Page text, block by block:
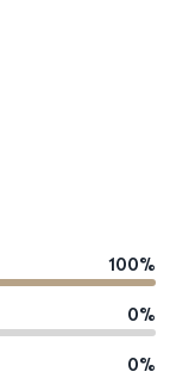
100%
0%
0%